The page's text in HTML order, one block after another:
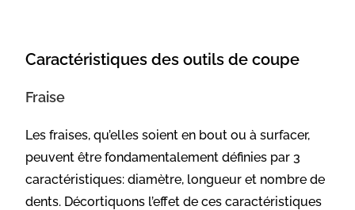
Caractéristiques des outils de coupe
Fraise
Les fraises, qu’elles soient en bout ou à surfacer,
peuvent être fondamentalement définies par 3
caractéristiques: diamètre, longueur et nombre de
dents. Décortiquons l’effet de ces caractéristiques